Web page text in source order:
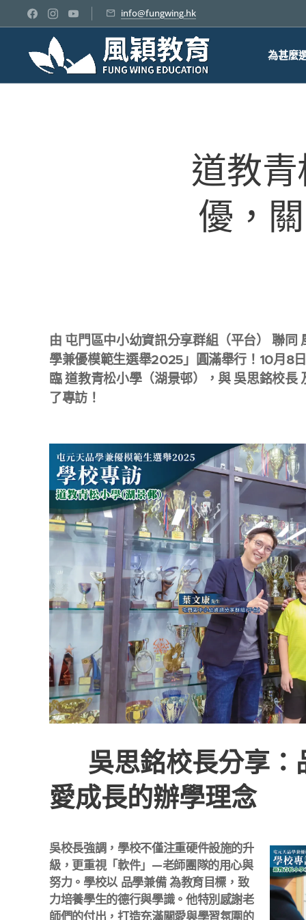
info@fungwing.hk
為甚麼
道教
優，
由 屯門區中小幼資訊分享群組（平台） 聯同
學兼優模範生選舉2025」圓滿舉行！10月8
臨 道教青松小學（湖景邨），與 吳思銘校長
了專訪！🎤✨
🎓 吳思銘校長分享
愛成長的辦學理念
吳校長強調，學校不僅注重硬件設施的升
級，更重視「軟件」—老師團隊的用心與
努力。學校以 品學兼備 為教育目標，致
力培養學生的德行與學識。他特別感謝老
師們的付出，打造充滿關愛與學習氛圍的